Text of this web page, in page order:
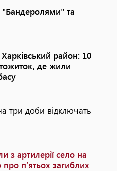
"Бандеролями" та
район: 10
де жили
три доби відключать
з артилерії село на
п’ятьох загиблих